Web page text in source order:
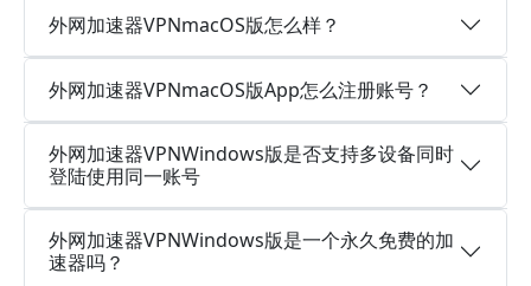
外网加速器VPNmacOS版怎么样？
外网加速器VPNmacOS版App怎么注册账号？
外网加速器VPNWindows版是否支持多设备同时
登陆使用同一账号
外网加速器VPNWindows版是一个永久免费的加
速器吗？